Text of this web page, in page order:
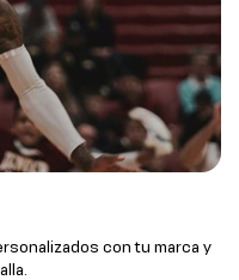
con tu marca y